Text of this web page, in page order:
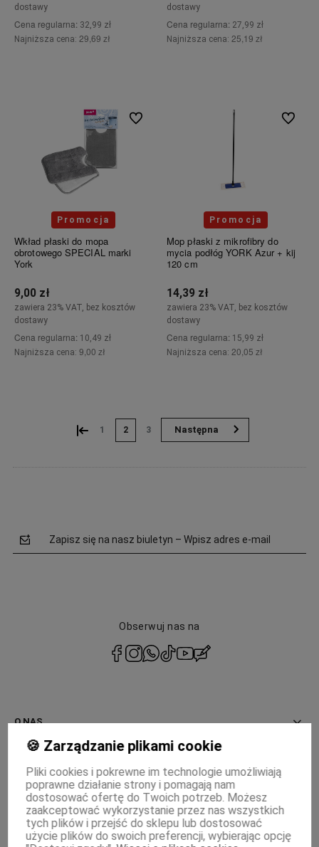
dostawy
Cena regularna: 32,99 zł
Najniższa cena: 29,69 zł
dostawy
Cena regularna: 27,99 zł
Najniższa cena: 25,19 zł
Promocja
Wkład płaski do mopa
obrotowego SPECIAL marki
York
9,00 zł
zawiera 23% VAT, bez kosztów
dostawy
Cena regularna: 10,49 zł
Najniższa cena: 9,00 zł
Do ulubionych
Promocja
Mop płaski z mikrofibry do
mycia podłóg YORK Azur + kij
120 cm
14,39 zł
zawiera 23% VAT, bez kosztów
dostawy
Cena regularna: 15,99 zł
Najniższa cena: 20,05 zł
Do
« 1 2 3
Zapisz się na nasz biuletyn – Wpisz adres e-mail
Obserwuj nas na
O NAS
INFORMACJE
PŁATNOŚCI I DOSTAWA
MOJE KONTO
🍪 Zarządzanie plikami cookie
Pliki cookies i pokrewne im technologie umożliwiają
poprawne działanie strony i pomagają nam
dostosować ofertę do Twoich potrzeb. Możesz
zaakceptować wykorzystanie przez nas wszystkich
tych plików i przejść do sklepu lub dostosować
użycie plików do swoich preferencji, wybierając opcję